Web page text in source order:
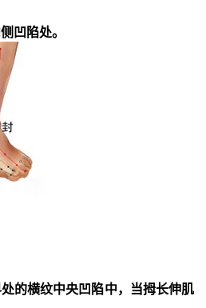
凹陷处。
的横纹中央凹陷中，当拇长伸肌